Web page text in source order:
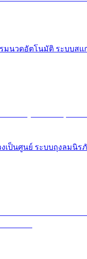
นวดอัตโนมัติ ระบบสแ
งเป็นศูนย์ ระบบถุงลม